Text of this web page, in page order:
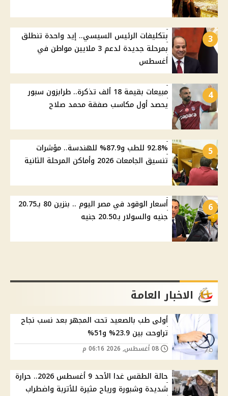
3
بتكليفات الرئيس السيسي.. إيد واحدة تنطلق
بمرحلة جديدة لدعم 3 ملايين مواطن في
أغسطس
4
مبيعات بقيمة 18 ألف تذكرة.. طرابزون سبور
يحصد أول مكاسب صفقة محمد صلاح
5
92.8% للطب و87.9% للهندسة.. مؤشرات
تنسيق الجامعات 2026 وأماكن المرحلة الثانية
6
أسعار الوقود في مصر اليوم .. بنزين 80 بـ20.75
جنيه والسولار بـ20.50 جنيه
الاخبار العامة
أولى طب بالصعيد تحت المجهر بعد نسب نجاح
تراوحت بين 23.9% و51%
حالة الطقس غدا الأحد 9 أغسطس 2026.. حرارة
شديدة وشبورة ورياح مثيرة للأتربة واضطراب